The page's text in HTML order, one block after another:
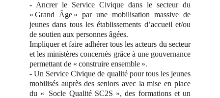
- Ancrer le Service Civique dans le secteur du
« Grand Âge » par une mobilisation massive de
jeunes dans tous les établissements d’accueil et/ou
de soutien aux personnes âgées.
Impliquer et faire adhérer tous les acteurs du secteur
et les ministères concernés grâce à une gouvernance
permettant de « construire ensemble ».
- Un Service Civique de qualité pour tous les jeunes
mobilisés auprès des seniors avec la mise en place
du « Socle Qualité SC2S », des formations et un